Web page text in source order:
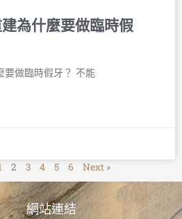
為什麼要做臨時假
做臨時假牙？ 不能
2 3 4 5 6 Next »
網站連結